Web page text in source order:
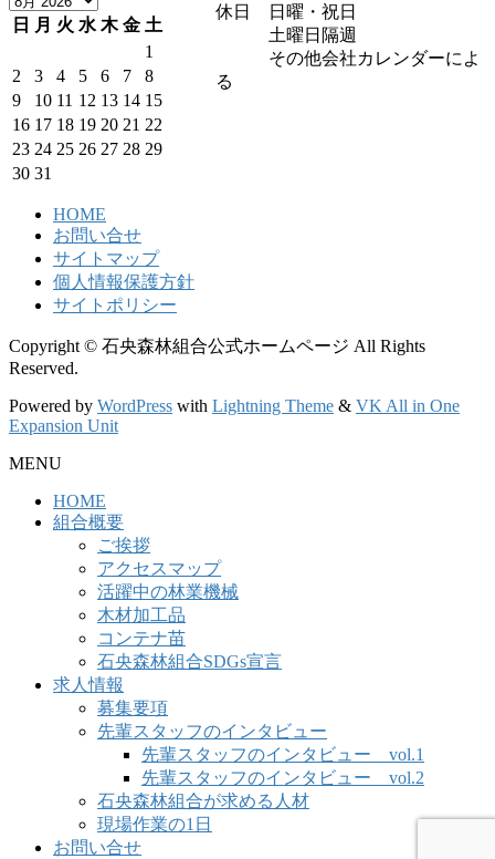
日 月 火 水 木 金 土
1
2
3 4 5 6 7
8
9
10 11 12 13 14 15
16 17 18 19 20 21 22
23 24 25 26 27 28 29
30 31
休日 日曜・祝日
土曜日隔週
その他会社カレンダーによ
る
HOME
お問い合せ
サイトマップ
個人情報保護方針
サイトポリシー
Copyright © 石央森林組合公式ホームページ All Rights
Reserved.
Powered by WordPress with Lightning Theme & VK All in One
Expansion Unit
MENU
HOME
組合概要
ご挨拶
アクセスマップ
活躍中の林業機械
木材加工品
コンテナ苗
石央森林組合SDGs宣言
求人情報
募集要項
先輩スタッフのインタビュー
先輩スタッフのインタビュー vol.1
先輩スタッフのインタビュー vol.2
石央森林組合が求める人材
現場作業の1日
お問い合せ